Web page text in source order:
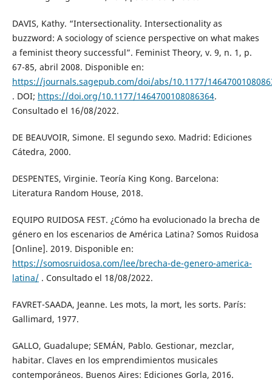
DAVIS, Kathy. “Intersectionality. Intersectionality as
buzzword: A sociology of science perspective on what makes
a feminist theory successful”. Feminist Theory, v. 9, n. 1, p.
67-85, abril 2008. Disponible en:
https://journals.sagepub.com/doi/abs/10.1177/
. DOI; https://doi.org/10.1177/1464700108086364.
Consultado el 16/08/2022.
DE BEAUVOIR, Simone. El segundo sexo. Madrid: Ediciones
Cátedra, 2000.
DESPENTES, Virginie. Teoría King Kong. Barcelona:
Literatura Random House, 2018.
EQUIPO RUIDOSA FEST. ¿Cómo ha evolucionado la brecha de
género en los escenarios de América Latina? Somos Ruidosa
[Online]. 2019. Disponible en:
https://somosruidosa.com/lee/brecha-de-genero-america-
latina/. Consultado el 18/08/2022.
FAVRET-SAADA, Jeanne. Les mots, la mort, les sorts. París:
Gallimard, 1977.
GALLO, Guadalupe; SEMÁN, Pablo. Gestionar, mezclar,
habitar. Claves en los emprendimientos musicales
contemporáneos. Buenos Aires: Ediciones Gorla, 2016.